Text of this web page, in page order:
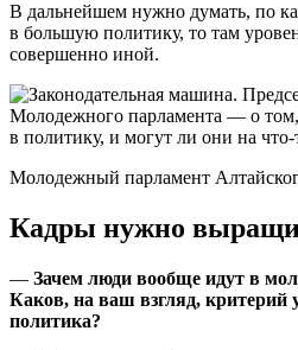
В дальнейшем нужно думать, по
в большую политику, то там
совершенно иной.
Молодежный парламент
Кадры нужно
— Зачем люди вообще идут в
Каков, на ваш взгляд, критерий
политика?